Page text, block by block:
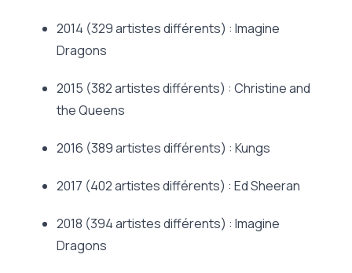
2014 (329 artistes différents) : Imagine
Dragons
2015 (382 artistes différents) : Christine and
the Queens
2016 (389 artistes différents) : Kungs
2017 (402 artistes différents) : Ed Sheeran
2018 (394 artistes différents) : Imagine
Dragons